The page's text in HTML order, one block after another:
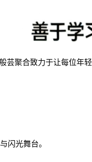
聚合致力于让每位年
闪光舞台。